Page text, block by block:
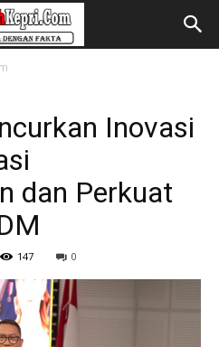
Inovasi
dan Perkuat
147 0